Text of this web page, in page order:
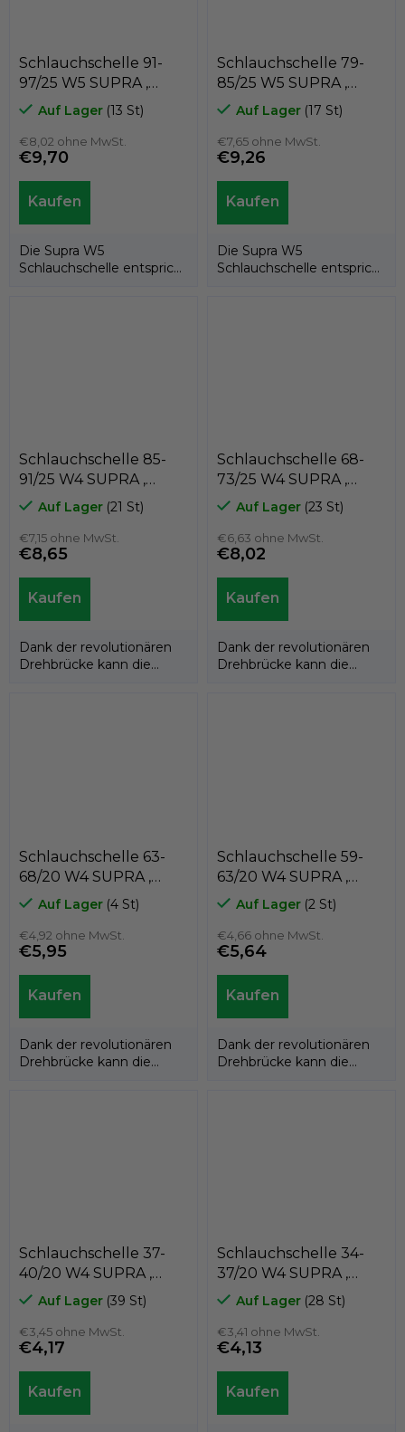
Schlauchschelle 91-
97/25 W5 SUPRA ,
MIKALOR 03013825
Auf Lager (13 St)
€8,02 ohne MwSt.
€9,70
Die Supra W5
Schlauchschelle entspricht
Schlauchschelle 79-
85/25 W5 SUPRA ,
MIKALOR 03013809
Auf Lager (17 St)
€7,65 ohne MwSt.
€9,26
Die Supra W5
Schlauchschelle entspricht
Schlauchschelle 85-
91/25 W4 SUPRA ,
MIKALOR 03013219
Auf Lager (21 St)
€7,15 ohne MwSt.
€8,65
Dank der revolutionären
Drehbrücke kann die
Schlauchschelle 68-
73/25 W4 SUPRA ,
MIKALOR 03013180
Auf Lager (23 St)
€6,63 ohne MwSt.
€8,02
Dank der revolutionären
Drehbrücke kann die
Schlauchschelle 63-
68/20 W4 SUPRA ,
MIKALOR 03013171
Auf Lager (4 St)
€4,92 ohne MwSt.
€5,95
Dank der revolutionären
Drehbrücke kann die
Schlauchschelle 59-
63/20 W4 SUPRA ,
MIKALOR 03013163
Auf Lager (2 St)
€4,66 ohne MwSt.
€5,64
Dank der revolutionären
Drehbrücke kann die
Schlauchschelle 37-
40/20 W4 SUPRA ,
MIKALOR 03013104
Auf Lager (39 St)
€3,45 ohne MwSt.
€4,17
Schlauchschelle 34-
37/20 W4 SUPRA ,
MIKALOR 03013091
Auf Lager (28 St)
€3,41 ohne MwSt.
€4,13